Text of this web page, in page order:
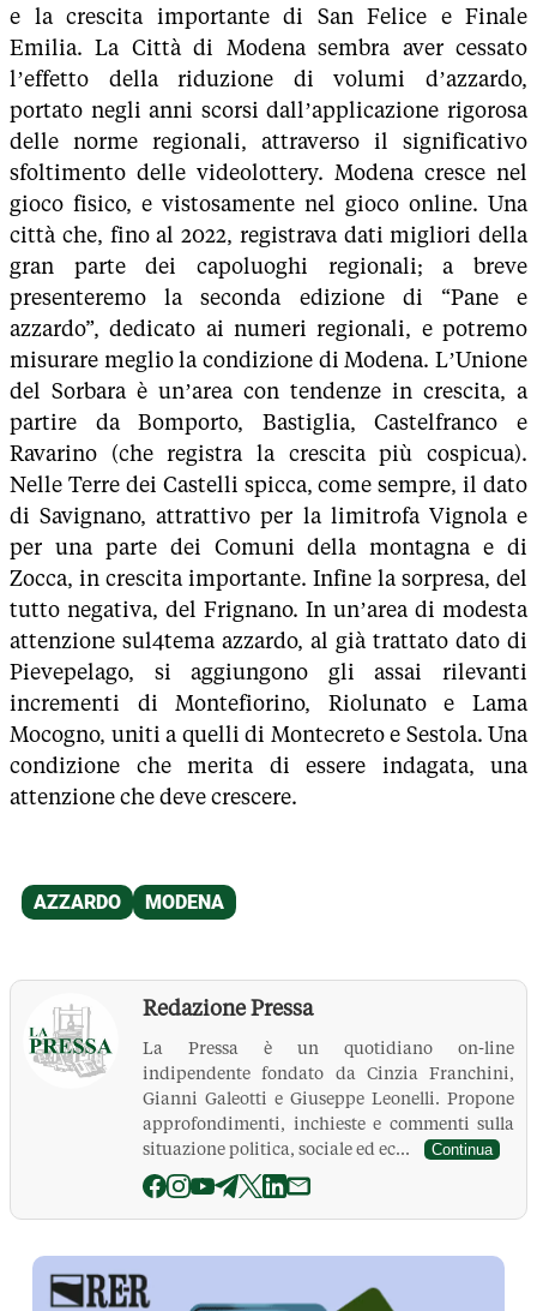
e la crescita importante di San Felice e Finale
Emilia. La Città di Modena sembra aver cessato
l’effetto della riduzione di volumi d’azzardo,
portato negli anni scorsi dall’applicazione rigorosa
delle norme regionali, attraverso il significativo
sfoltimento delle videolottery. Modena cresce nel
gioco fisico, e vistosamente nel gioco online. Una
città che, fino al 2022, registrava dati migliori della
gran parte dei capoluoghi regionali; a breve
presenteremo la seconda edizione di “Pane e
azzardo”, dedicato ai numeri regionali, e potremo
misurare meglio la condizione di Modena. L’Unione
del Sorbara è un’area con tendenze in crescita, a
partire da Bomporto, Bastiglia, Castelfranco e
Ravarino (che registra la crescita più cospicua).
Nelle Terre dei Castelli spicca, come sempre, il dato
di Savignano, attrattivo per la limitrofa Vignola e
per una parte dei Comuni della montagna e di
Zocca, in crescita importante. Infine la sorpresa, del
tutto negativa, del Frignano. In un’area di modesta
attenzione sul4tema azzardo, al già trattato dato di
Pievepelago, si aggiungono gli assai rilevanti
incrementi di Montefiorino, Riolunato e Lama
Mocogno, uniti a quelli di Montecreto e Sestola. Una
condizione che merita di essere indagata, una
attenzione che deve crescere.
Redazione Pressa
La Pressa è un quotidiano on-line
indipendente fondato da Cinzia Franchini,
Gianni Galeotti e Giuseppe Leonelli. Propone
approfondimenti, inchieste e commenti sulla
situazione politica, sociale ed ec...
Continua
La Pressa